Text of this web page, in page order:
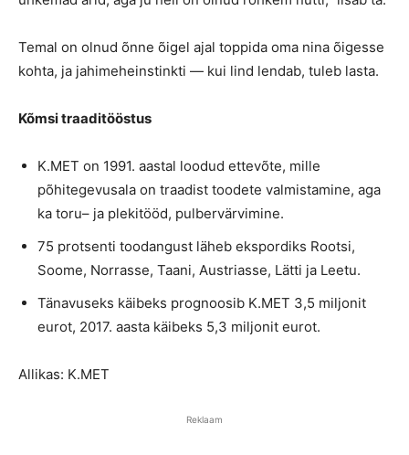
Temal on olnud õnne õigel ajal toppida oma nina õigesse
kohta, ja jahimeheinstinkti — kui lind lendab, tuleb lasta.
Kõmsi traaditööstus
K.MET on 1991. aastal loodud ettevõte, mille
põhitegevusala on traadist toodete valmistamine, aga
ka toru– ja plekitööd, pulbervärvimine.
75 protsenti toodangust läheb ekspordiks Rootsi,
Soome, Norrasse, Taani, Austriasse, Lätti ja Leetu.
Tänavuseks käibeks prognoosib K.MET 3,5 miljonit
eurot, 2017. aasta käibeks 5,3 miljonit eurot.
Allikas: K.MET
Reklaam